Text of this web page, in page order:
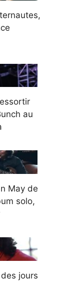
au
May de
solo,
jours